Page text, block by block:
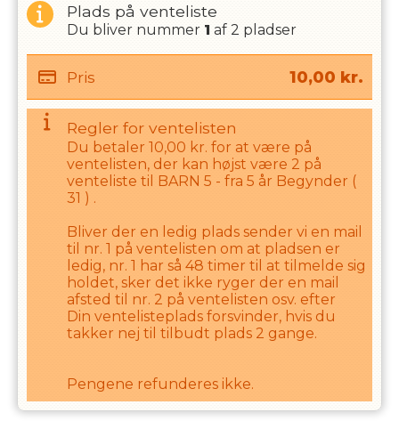
Plads på venteliste
Du bliver nummer 1af 2 pladser
Pris 10,00 kr.
Regler for ventelisten
Du betaler 10,00 kr. for at være på
ventelisten, der kan højst være 2 på
venteliste til BARN 5 - fra 5 år Begynder (
31 ) .
Bliver der en ledig plads sender vi en mail
til nr. 1 på ventelisten om at pladsen er
ledig, nr. 1 har så 48 timer til at tilmelde sig
holdet, sker det ikke ryger der en mail
afsted til nr. 2 på ventelisten osv. efter
Din ventelisteplads forsvinder, hvis du
takker nej til tilbudt plads 2 gange.
Pengene refunderes ikke.